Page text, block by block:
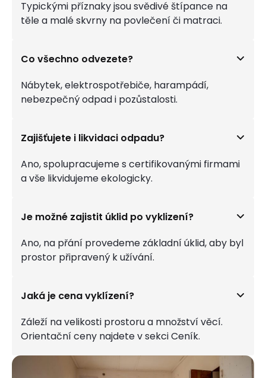
Typickými příznaky jsou svědivé štípance na
těle a malé skvrny na povlečení či matraci.
Co všechno odvezete?
Nábytek, elektrospotřebiče, harampádí,
nebezpečný odpad i pozůstalosti.
Zajišťujete i likvidaci odpadu?
Ano, spolupracujeme s certifikovanými firmami
a vše likvidujeme ekologicky.
Je možné zajistit úklid po vyklizení?
Ano, na přání provedeme základní úklid, aby byl
prostor připravený k užívání.
Jaká je cena vyklízení?
Záleží na velikosti prostoru a množství věcí.
Orientační ceny najdete v sekci Ceník.